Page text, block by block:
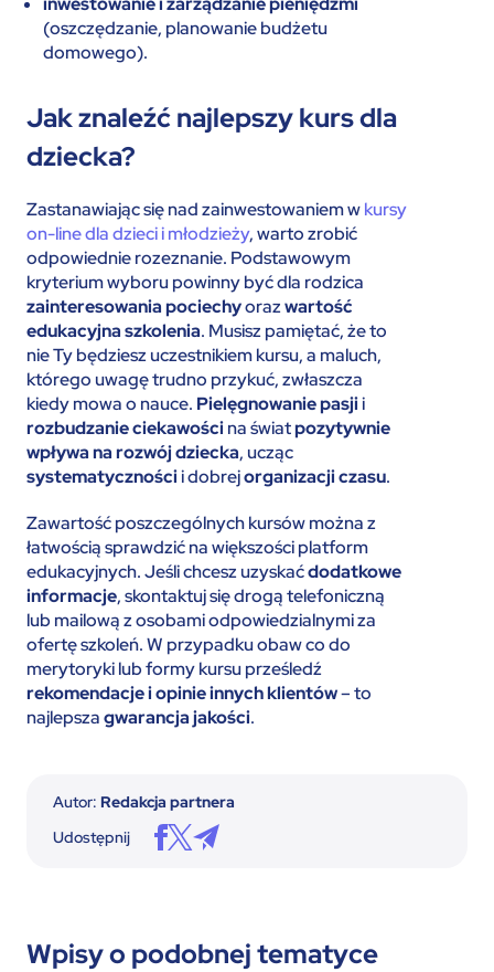
(oszczędzanie, planowanie budżetu
domowego).
Jak znaleźć najlepszy kurs dla
dziecka?
Zastanawiając się nad zainwestowaniem wkursy
on-line dla dzieci i młodzieży, warto zrobić
odpowiednie rozeznanie. Podstawowym
kryterium wyboru powinny być dla rodzica
zainteresowania pociechyorazwartość
edukacyjna szkolenia. Musisz pamiętać, że to
nie Ty będziesz uczestnikiem kursu, a maluch,
którego uwagę trudno przykuć, zwłaszcza
kiedy mowa o nauce. Pielęgnowanie pasjii
rozbudzanie ciekawościna światpozytywnie
wpływa na rozwój dziecka, ucząc
systematycznościi dobrejorganizacji czasu.
Zawartość poszczególnych kursów można z
łatwością sprawdzić na większości platform
edukacyjnych. Jeśli chcesz uzyskaćdodatkowe
informacje, skontaktuj się drogą telefoniczną
lub mailową z osobami odpowiedzialnymi za
ofertę szkoleń. W przypadku obaw co do
merytoryki lub formy kursu prześledź
rekomendacje i opinie innych klientów– to
najlepszagwarancja jakości.
Autor: Redakcja partnera
Udostępnij
Wpisy o podobnej tematyce